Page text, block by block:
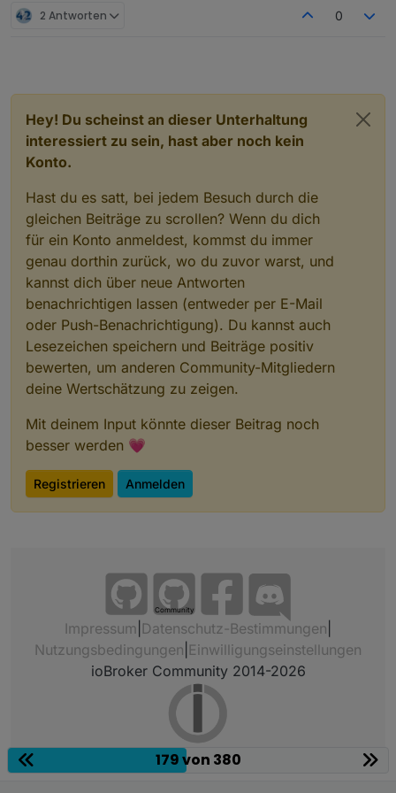
2 Antworten 0
Hey! Du scheinst an dieser Unterhaltung
interessiert zu sein, hast aber noch kein
Konto.
Hast du es satt, bei jedem Besuch durch die
gleichen Beiträge zu scrollen? Wenn du dich
für ein Konto anmeldest, kommst du immer
genau dorthin zurück, wo du zuvor warst, und
kannst dich über neue Antworten
benachrichtigen lassen (entweder per E-Mail
oder Push-Benachrichtigung). Du kannst auch
Lesezeichen speichern und Beiträge positiv
bewerten, um anderen Community-Mitgliedern
deine Wertschätzung zu zeigen.
Mit deinem Input könnte dieser Beitrag noch
besser werden 💗
Registrieren Anmelden
Community
Impressum Datenschutz-Bestimmungen
Nutzungsbedingungen Einwilligungseinstellungen
ioBroker Community 2014-2026
179 von 380